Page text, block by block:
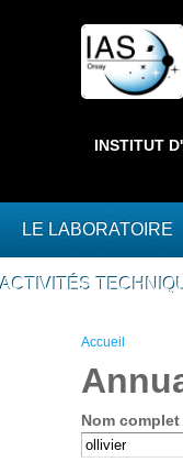
Interne ]
INSTITUT
LE LABORATOIRE
ACTIVITÉS
Vous
Accueil
Nom complet